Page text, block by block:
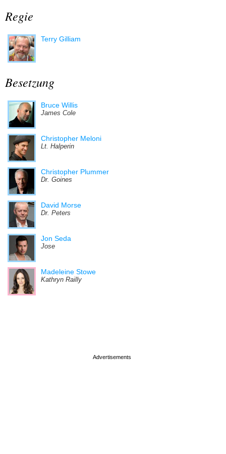
Regie
Terry Gilliam
Besetzung
Bruce Willis
James Cole
Christopher Meloni
Lt. Halperin
Christopher Plummer
Dr. Goines
David Morse
Dr. Peters
Jon Seda
Jose
Madeleine Stowe
Kathryn Railly